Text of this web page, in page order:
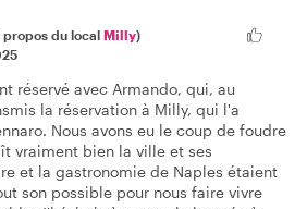
propos du local Milly)
réservé avec Armando, qui, au
la réservation à Milly, qui l'a
Nous avons eu le coup de foudre
vraiment bien la ville et ses
et la gastronomie de Naples étaient
son possible pour nous faire vivre